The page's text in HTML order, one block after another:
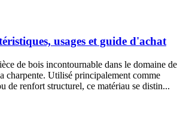
usages et guide d'achat
de bois incontournable dans le domaine de
charpente. Utilisé principalement comme
de renfort structurel, ce matériau se distin...